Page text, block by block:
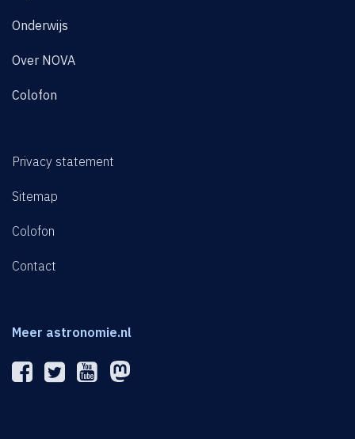
Onderwijs
Over NOVA
Colofon
Privacy statement
Sitemap
Colofon
Contact
Meer astronomie.nl